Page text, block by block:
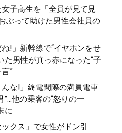
子高生を「全員が見て見
ぶって助けた男性会社員の
!」新幹線で“イヤホンをせ
た男性が真っ赤になった“子
”
な!」終電間際の満員電車
”...他の乗客の“怒りの一
に
クス」で女性がドン引